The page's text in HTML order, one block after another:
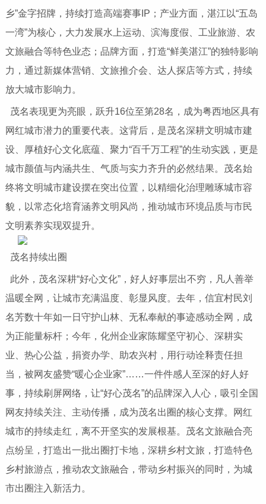
乡”金字招牌，持续打造高端赛事IP；产业方面，湛江以“五岛
一湾”为核心，大力发展水上运动、滨海度假、工业旅游、农
文旅融合等特色业态；品牌方面，打造“鲜美湛江”的独特影响
力，通过新媒体营销、文旅推介会、达人探店等方式，持续
放大城市影响力。
茂名表现更为亮眼，跃升16位至第28名，成为粤西地区具有
网红城市潜力的重要代表。这背后，是茂名深耕文明城市建
设、厚植好心文化底蕴、聚力“百千万工程”的生动实践，更是
城市颜值与内涵共生、气质与实力齐升的必然结果。茂名始
终将文明城市建设摆在突出位置，以精细化治理雕琢城市容
貌，以常态化培育涵养文明风尚，推动城市环境品质与市民
文明素养实现双提升。
茂名持续出圈
此外，茂名深耕“好心文化”，好人好事层出不穷，凡人善举
温暖全网，让城市充满温度、彰显风度。去年，信宜村民刘
名芳数十年如一日守护山林、无私奉献的事迹感动全网，成
为正能量标杆；今年，化州企业家陈耀坚守初心、深耕实
业、热心公益，捐资办学、助农兴村，用行动诠释责任担
当，被网友盛赞“暖心企业家”……一件件感人至深的好人好
事，持续刷屏网络，让“好心茂名”的品牌深入人心，吸引全国
网友持续关注、主动传播，成为茂名出圈的核心支撑。网红
城市的持续走红，离不开坚实的发展根基。茂名文旅融合亮
点纷呈，打造出一批出圈打卡地，深耕乡村文旅，打造特色
乡村旅游点，推动农文旅融合，带动乡村振兴的同时，为城
市出圈注入新活力。